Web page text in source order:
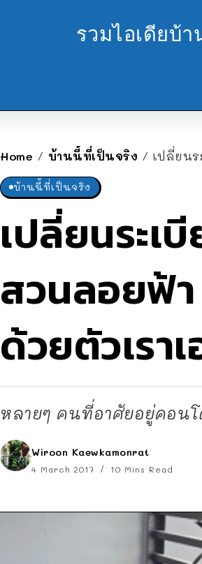
รวมไอเดียบ้า
Home / บ้านนี้ที่เป็นจริง / เปลี่ยนร
บ้านนี้ที่เป็นจริง
เปลี่ยนระเ
สวนลอยฟ้
ด้วยตัวเรา
หลายๆ คนที่อาศัยอยู่คอนโ
Wiroon Kaewkamonrat
4 March 2017 10 Mins Read